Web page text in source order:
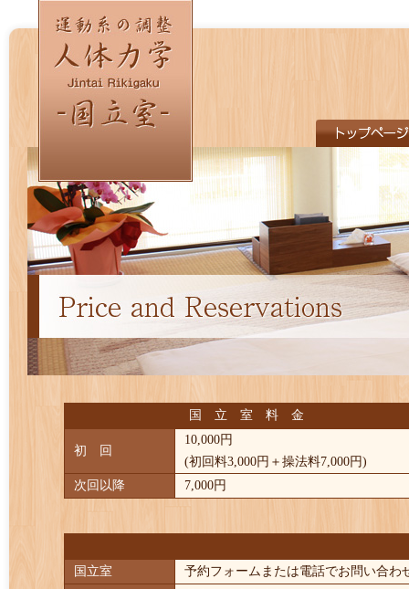
国 立 室 料 金
初 回
10,000円
(初回料3,000円＋操法料7,000円)
次回以降
7,000円
国立室
予約フォームまたは電話でお問い合